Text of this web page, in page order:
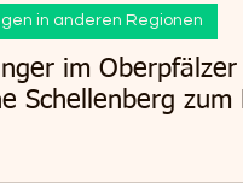
im
Schellenberg zum
in anderen Regionen